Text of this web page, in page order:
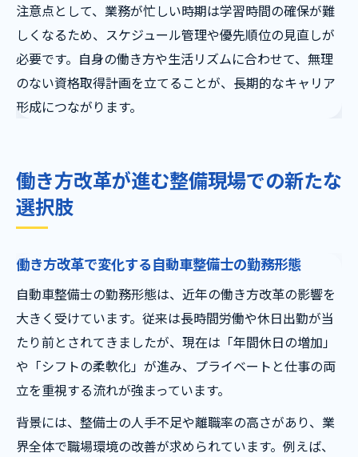
注意点として、業務が忙しい時期は学習時間の確保が難
しくなるため、スケジュール管理や優先順位の見直しが
必要です。自身の働き方や生活リズムに合わせて、無理
のない資格取得計画を立てることが、長期的なキャリア
形成につながります。
働き方改革が進む整備現場での新たな
選択肢
働き方改革で変化する自動車整備士の勤務形態
自動車整備士の勤務形態は、近年の働き方改革の影響を
大きく受けています。従来は長時間労働や休日出勤が当
たり前とされてきましたが、現在は「年間休日の増加」
や「シフトの柔軟化」が進み、プライベートと仕事の両
立を重視する流れが強まっています。
背景には、整備士の人手不足や離職率の高さがあり、業
界全体で職場環境の改善が求められています。例えば、